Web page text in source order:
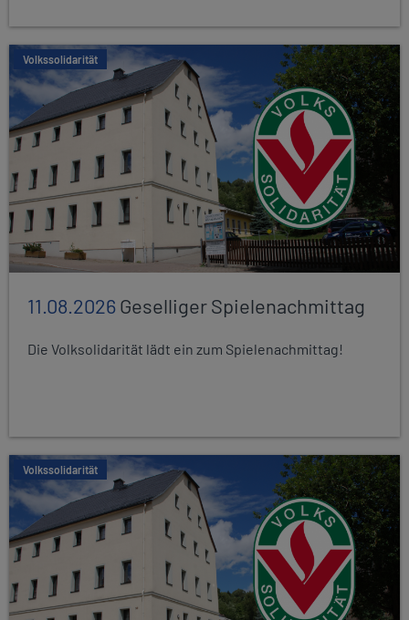
Volkssolidarität
11.08.2026Geselliger Spielenachmittag
Die Volksolidarität lädt ein zum Spielenachmittag!
Volkssolidarität